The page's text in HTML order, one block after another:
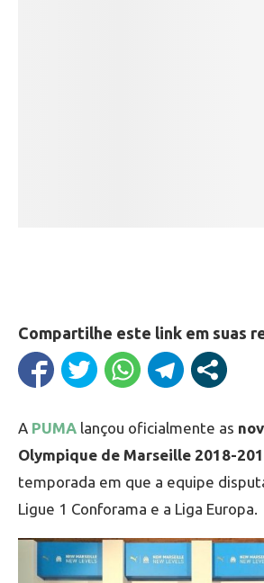
Compartilhe este link em suas
A PUMA lançou oficialmente as
Olympique de Marseille 2018-
temporada em que a equipe
Ligue 1 Conforama e a Liga Europa.